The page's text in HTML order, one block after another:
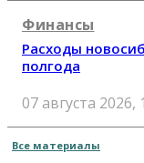
Финансы
Расходы
полгода
07 августа 2026,
Все материалы